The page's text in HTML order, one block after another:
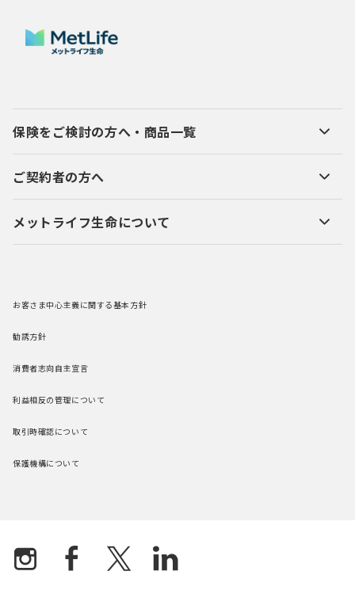
保険をご検討の方へ・商品一覧
ご契約者の方へ
メットライフ生命について
お客さま中心主義に関する基本方針
勧誘方針
消費者志向自主宣言
利益相反の管理について
取引時確認について
保護機構について